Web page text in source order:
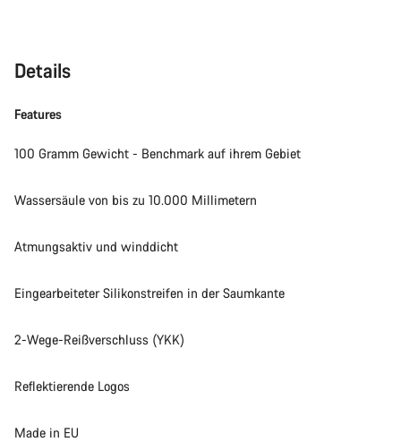
Details
Features
100 Gramm Gewicht - Benchmark auf ihrem Gebiet
Wassersäule von bis zu 10.000 Millimetern
Atmungsaktiv und winddicht
Eingearbeiteter Silikonstreifen in der Saumkante
2-Wege-Reißverschluss (YKK)
Reflektierende Logos
Made in EU